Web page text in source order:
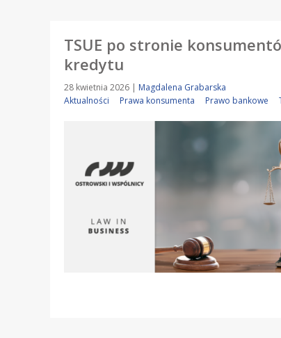
TSUE po stronie
kredytu
28 kwietnia 2026 | Magdalena Grabarska
Aktualności
Prawa konsumenta Prawo bankowe